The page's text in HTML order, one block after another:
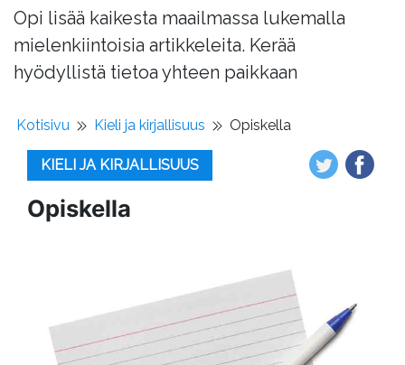
Opi lisää kaikesta maailmassa lukemalla
mielenkiintoisia artikkeleita. Kerää
hyödyllistä tietoa yhteen paikkaan
Kotisivu Kieli ja kirjallisuus Opiskella
KIELI JA KIRJALLISUUS
Opiskella